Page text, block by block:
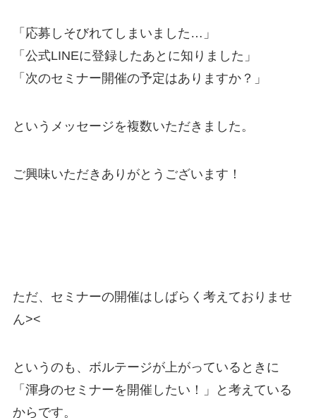
「応募しそびれてしまいました…」
「公式LINEに登録したあとに知りました」
「次のセミナー開催の予定はありますか？」
というメッセージを複数いただきました。
ご興味いただきありがとうございます！
ただ、セミナーの開催はしばらく考えておりませ
ん><
というのも、ボルテージが上がっているときに
「渾身のセミナーを開催したい！」と考えている
からです。